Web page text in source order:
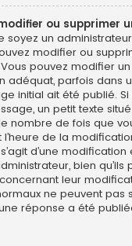
ou supprimer
soyez un
modifier ou
pouvez modifier
adéquat, parfois dans
initial ait été publié. Si
un petit texte
nombre de fois que
de la
d’une
bien qu’ils
leur
ne peuvent pas
réponse a été